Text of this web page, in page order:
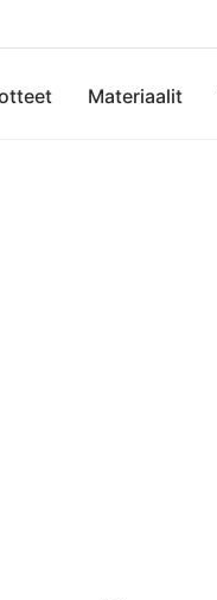
Materiaalit